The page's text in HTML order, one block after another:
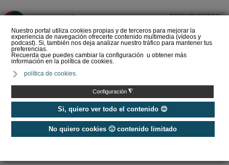
Nuestro portal utiliza cookies propias y de terceros para mejorar la
experiencia de navegación ofrecerte contenido multimedia (vídeos y
podcast). Si, también nos deja analizar nuestro tráfico para mantener tus
preferencias.
Recuerda que puedes cambiar la configuración u obtener más
información en la política de cookies.
política de cookies.
Configuración ◮
Si, quiero ver todo el contenido 😊
No quiero cookies 🙁 contenido limitado
PRESUPUESTOS
frío industrial ¿Qué
soluciones exi…
Refrigeración / Frío Industrial
/